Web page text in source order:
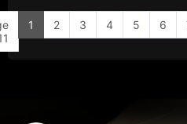
1 2 3 4 5 6